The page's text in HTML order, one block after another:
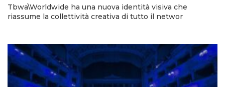
Tbwa\Worldwide ha una nuova identità visiva che
riassume la collettività creativa di tutto il networ